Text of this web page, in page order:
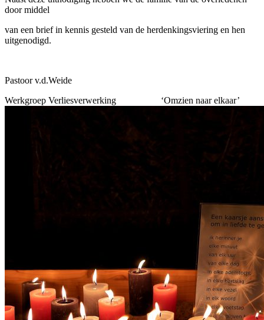
door middel
van een brief in kennis gesteld van de herdenkingsviering en hen
uitgenodigd.
Pastoor v.d.Weide
Werkgroep Verliesverwerking ‘Omzien naar elkaar’